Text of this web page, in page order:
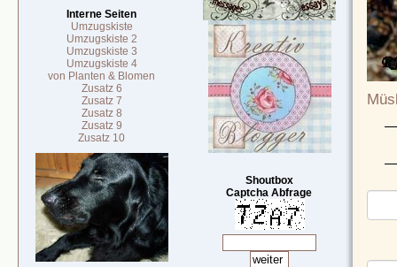
Interne Seiten
Umzugskiste
Umzugskiste 2
Umzugskiste 3
Umzugskiste 4
von Planten & Blomen
Zusatz 6
Zusatz 7
Zusatz 8
Zusatz 9
Zusatz 10
Shoutbox
Captcha Abfrage